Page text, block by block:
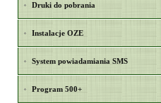
Druki do pobrania
Instalacje OZE
System powiadamiania SMS
Program 500+